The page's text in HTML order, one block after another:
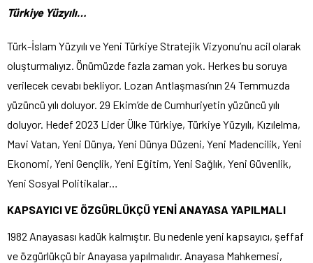
Türkiye Yüzyılı…
Türk-İslam Yüzyılı ve Yeni Türkiye Stratejik Vizyonu’nu acil olarak
oluşturmalıyız. Önümüzde fazla zaman yok. Herkes bu soruya
verilecek cevabı bekliyor. Lozan Antlaşması’nın 24 Temmuzda
yüzüncü yılı doluyor. 29 Ekim’de de Cumhuriyetin yüzüncü yılı
doluyor. Hedef 2023 Lider Ülke Türkiye, Türkiye Yüzyılı, Kızılelma,
Mavi Vatan, Yeni Dünya, Yeni Dünya Düzeni, Yeni Madencilik, Yeni
Ekonomi, Yeni Gençlik, Yeni Eğitim, Yeni Sağlık, Yeni Güvenlik,
Yeni Sosyal Politikalar…
KAPSAYICI VE ÖZGÜRLÜKÇÜ YENİ ANAYASA YAPILMALI
1982 Anayasası kadük kalmıştır. Bu nedenle yeni kapsayıcı, şeffaf
ve özgürlükçü bir Anayasa yapılmalıdır. Anayasa Mahkemesi,